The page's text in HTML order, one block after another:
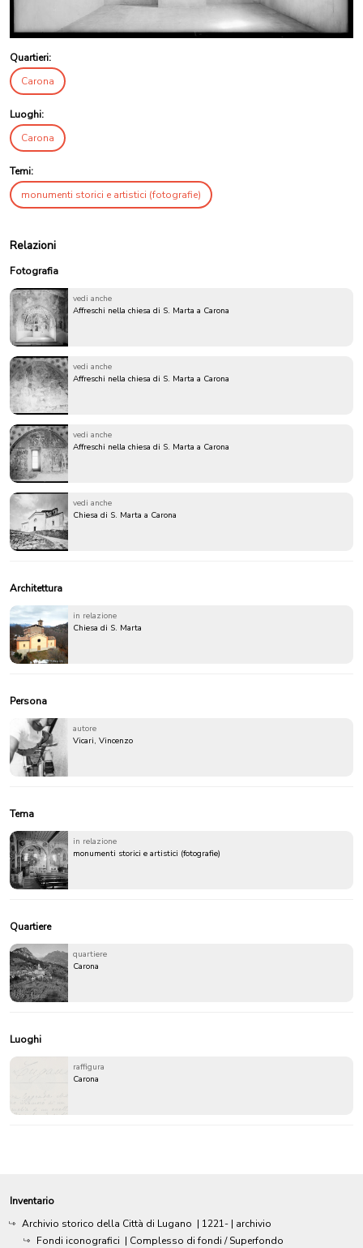
Quartieri:
Carona
Luoghi:
Carona
Temi:
monumenti storici e artistici (fotografie)
Relazioni
Fotografia
vedi anche
Affreschi nella chiesa di S. Marta a Carona
vedi anche
Affreschi nella chiesa di S. Marta a Carona
vedi anche
Affreschi nella chiesa di S. Marta a Carona
vedi anche
Chiesa di S. Marta a Carona
Architettura
in relazione
Chiesa di S. Marta
Persona
autore
Vicari, Vincenzo
Tema
in relazione
monumenti storici e artistici (fotografie)
Quartiere
quartiere
Carona
Luoghi
raffigura
Carona
Inventario
Archivio storico della Città di Lugano | 1221- | archivio
Fondi iconografici | Complesso di fondi / Superfondo